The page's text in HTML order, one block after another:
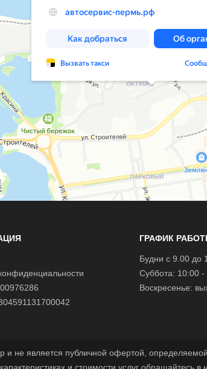
ГРАФИК
Будни с 9.00 до
Суббота: 10:00 -
Воскресенье:
и не является публичной офертой,